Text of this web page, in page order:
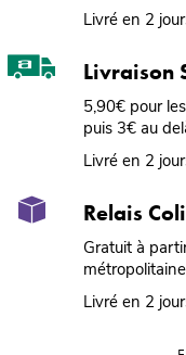
Livré en 2
Livraison
5,90€ pour
puis 3€ au
Livré en 2
Relais
Gratuit à
Livré en 2